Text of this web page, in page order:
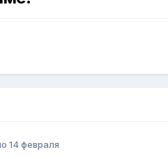
14 февраля